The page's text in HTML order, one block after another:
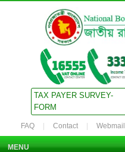
TAX PAYER SURVEY-
FORM
FAQ Contact Webmail
MENU